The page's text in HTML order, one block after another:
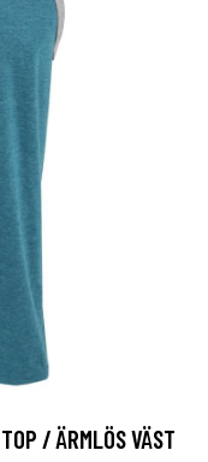
/ ÄRMLÖS VÄST